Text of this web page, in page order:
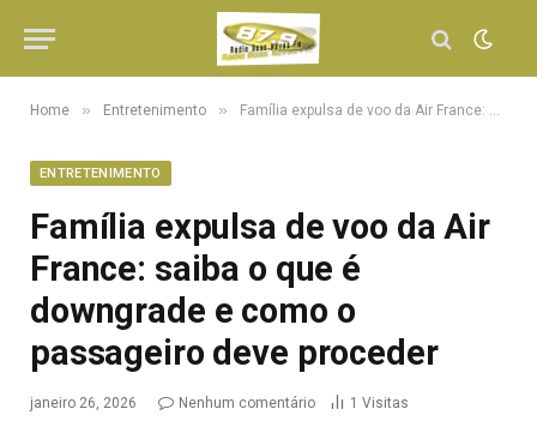
Home » Entretenimento » Família expulsa de voo da Air France: saiba o que é downgrade e como o passageiro deve proceder
ENTRETENIMENTO
Família expulsa de voo da Air
France: saiba o que é
downgrade e como o
passageiro deve proceder
janeiro 26, 2026 Nenhum comentário 1 Visitas